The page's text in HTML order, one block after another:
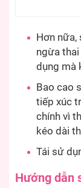
Hơn
ngừa
dụng mà
Bao cao
tiếp xúc
chính vì
kéo dài
Tái sử
Hướng dẫn